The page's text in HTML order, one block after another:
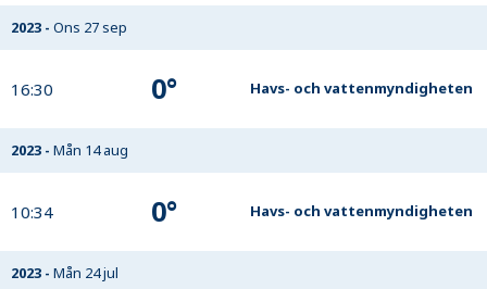
2023 - Ons 27 sep
16:30 0° Havs- och vattenmyndigheten
2023 - Mån 14 aug
10:34 0° Havs- och vattenmyndigheten
2023 - Mån 24 jul